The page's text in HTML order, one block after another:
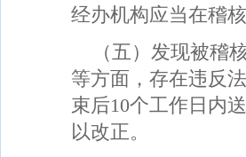
经办机构应当在稽
（五）发现被稽
等方面，存在违反
束后10个工作日内
以改正。